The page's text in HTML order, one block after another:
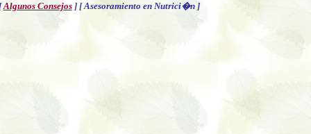
Algunos Consejos] [ Asesoramiento en Nutrici�n ]